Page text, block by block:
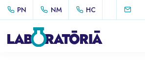
PN NM HC